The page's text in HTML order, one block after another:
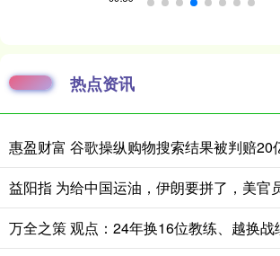
热点资讯
惠盈财富 谷歌操纵购物搜索结果被判赔20